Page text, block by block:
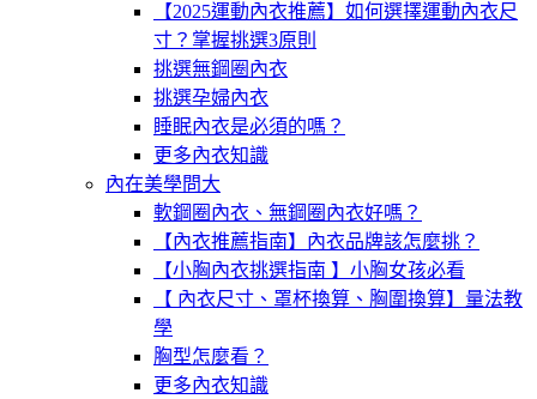
【2025運動內衣推薦】如何選擇運動內衣尺
寸？掌握挑選3原則
挑選無鋼圈內衣
挑選孕婦內衣
睡眠內衣是必須的嗎？
更多內衣知識
內在美學問大
軟鋼圈內衣、無鋼圈內衣好嗎？
【內衣推薦指南】內衣品牌該怎麼挑？
【小胸內衣挑選指南 】小胸女孩必看
【 內衣尺寸、罩杯換算、胸圍換算】量法教
學
胸型怎麼看？
更多內衣知識